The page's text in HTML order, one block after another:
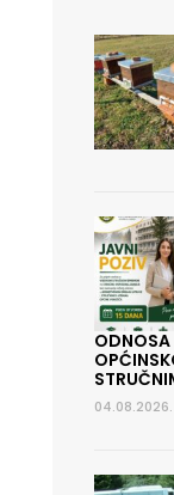
ODNOSA
04.08.2026.